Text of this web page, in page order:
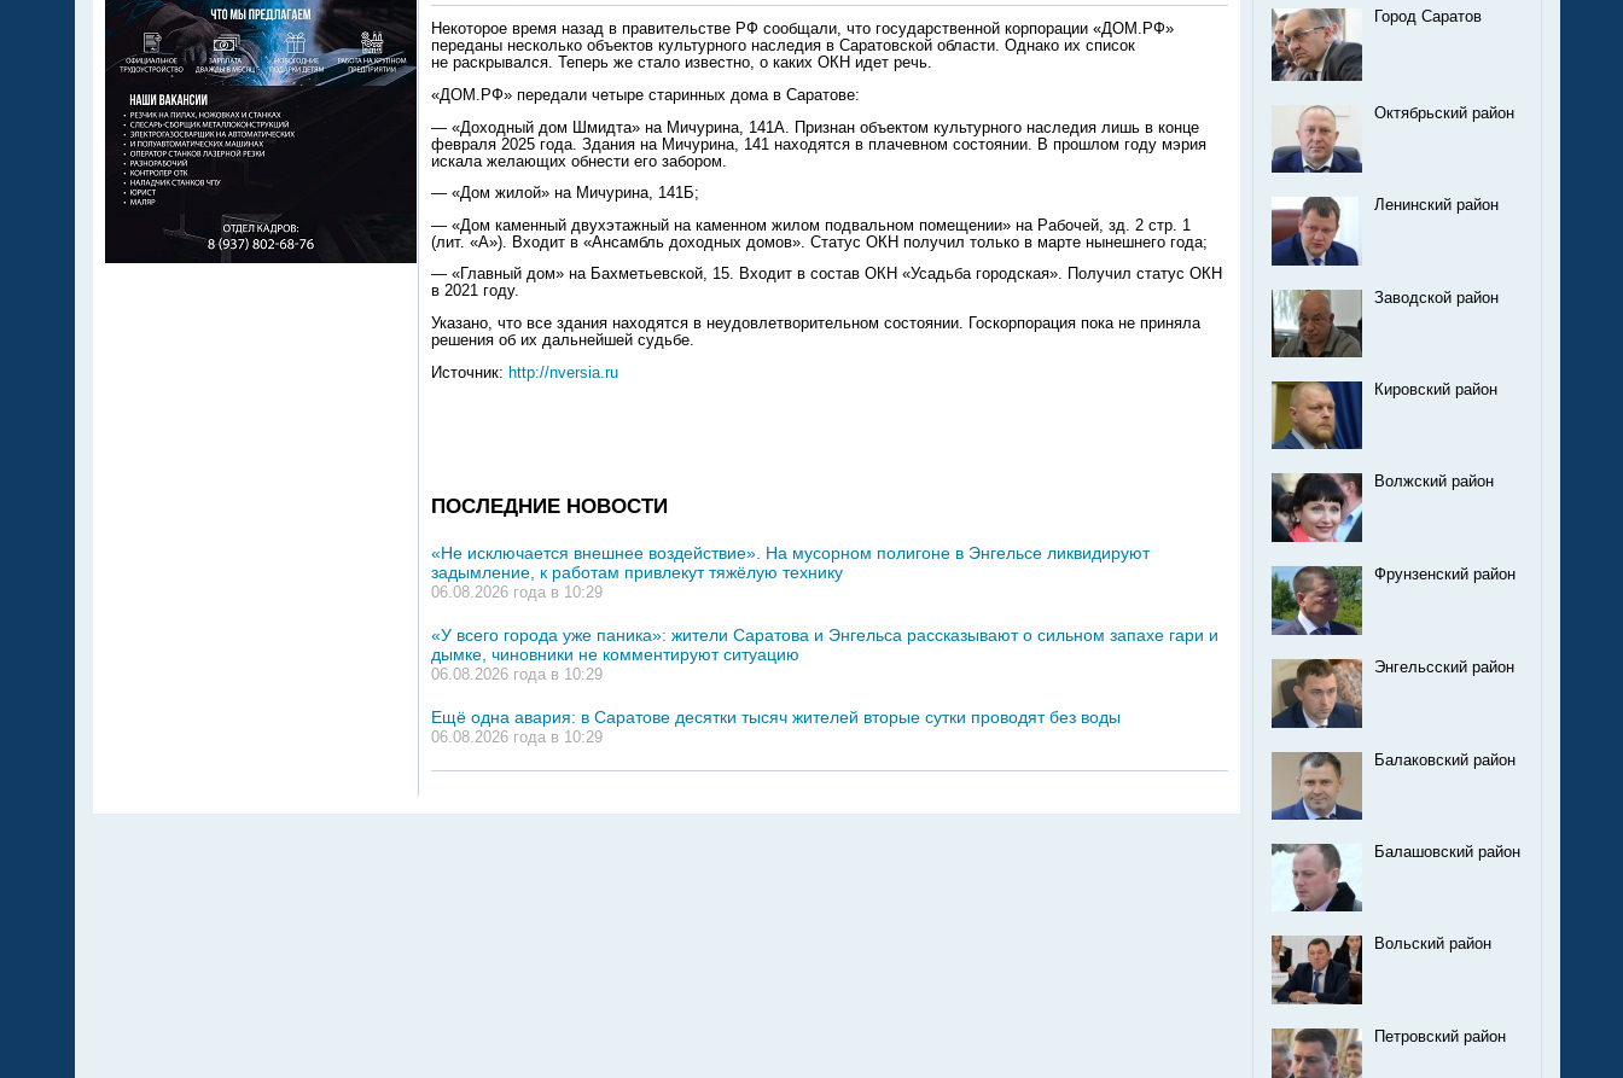
Некоторое время назад в правительстве РФ сообщали, что государственной корпорации «ДОМ.РФ»
переданы несколько объектов культурного наследия в Саратовской области. Однако их список
не раскрывался. Теперь же стало известно, о каких ОКН идет речь.
«ДОМ.РФ» передали четыре старинных дома в Саратове:
— «Доходный дом Шмидта» на Мичурина, 141А. Признан объектом культурного наследия лишь в конце
февраля 2025 года. Здания на Мичурина, 141 находятся в плачевном состоянии. В прошлом году мэрия
искала желающих обнести его забором.
— «Дом жилой» на Мичурина, 141Б;
— «Дом каменный двухэтажный на каменном жилом подвальном помещении» на Рабочей, зд. 2 стр. 1
(лит. «А»). Входит в «Ансамбль доходных домов». Статус ОКН получил только в марте нынешнего года;
— «Главный дом» на Бахметьевской, 15. Входит в состав ОКН «Усадьба городская». Получил статус ОКН
в 2021 году.
Указано, что все здания находятся в неудовлетворительном состоянии. Госкорпорация пока не приняла
решения об их дальнейшей судьбе.
Источник: http://nversia.ru
ПОСЛЕДНИЕ НОВОСТИ
«Не исключается внешнее воздействие». На мусорном полигоне в Энгельсе ликвидируют
задымление, к работам привлекут тяжёлую технику
06.08.2026 года в 10:29
«У всего города уже паника»: жители Саратова и Энгельса рассказывают о сильном запахе гари и
дымке, чиновники не комментируют ситуацию
06.08.2026 года в 10:29
Ещё одна авария: в Саратове десятки тысяч жителей вторые сутки проводят без воды
06.08.2026 года в 10:29
Город Саратов
Октябрьский район
Ленинский район
Заводской район
Кировский район
Волжский район
Фрунзенский район
Энгельсский район
Балаковский район
Балашовский район
Вольский район
Петровский район